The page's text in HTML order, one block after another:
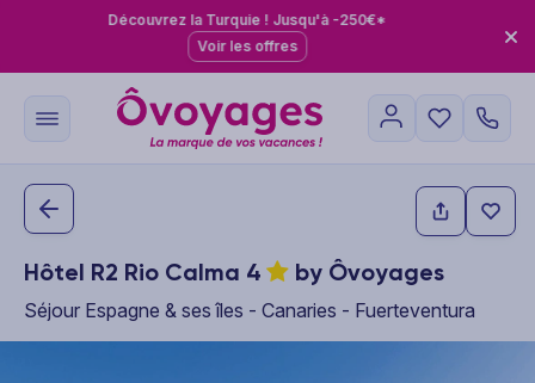
Découvrez la Turquie ! Jusqu'à -250€*
Voir les offres
Hôtel R2 Rio Calma 4 * by Ôvoyages
Séjour Espagne & ses îles - Canaries - Fuerteventura